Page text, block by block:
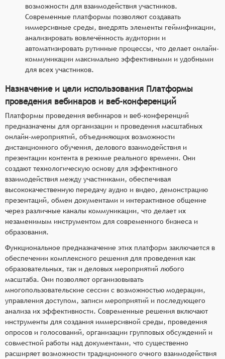
возможности для взаимодействия участников.
Современные платформы позволяют создавать
иммерсивные среды, внедрять элементы геймификации,
анализировать вовлечённость аудитории и
автоматизировать рутинные процессы, что делает онлайн-
коммуникации максимально эффективными и удобными
для всех участников.
Назначение и цели использования Платформы
проведения вебинаров и веб-конференций
Платформы проведения вебинаров и веб-конференций
предназначены для организации и проведения масштабных
онлайн-мероприятий, объединяющих возможности
дистанционного обучения, делового взаимодействия и
презентации контента в режиме реального времени. Они
создают технологическую основу для эффективного
взаимодействия между участниками, обеспечивая
высококачественную передачу аудио и видео, демонстрацию
презентаций, обмен документами и интерактивное общение
через различные каналы коммуникации, что делает их
незаменимым инструментом для современного бизнеса и
образования.
Функциональное предназначение этих платформ заключается в
обеспечении комплексного решения для проведения как
образовательных, так и деловых мероприятий любого
масштаба. Они позволяют организовывать
многопользовательские сессии с возможностью модерации,
управления доступом, записи мероприятий и последующего
анализа их эффективности. Современные решения включают
инструменты для создания иммерсивной среды, проведения
опросов и голосований, организации групповых обсуждений и
совместной работы над документами, что существенно
расширяет возможности традиционного очного взаимодействия